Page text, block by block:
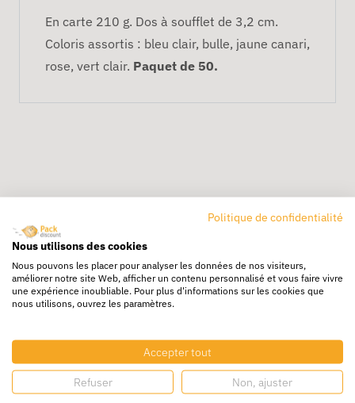
En carte 210 g. Dos à soufflet de 3,2 cm.
Coloris assortis : bleu clair, bulle, jaune canari,
rose, vert clair. Paquet de 50.
Livraison rapide
24/72h partout en europe
Livraison gratuite
Dès 250€ HT d’achat
Profitez de prix bas toute l’année
Besoin d'aide ?
Politique de confidentialité
Nous utilisons des cookies
Nous pouvons les placer pour analyser les données de nos visiteurs,
améliorer notre site Web, afficher un contenu personnalisé et vous faire vivre
une expérience inoubliable. Pour plus d'informations sur les cookies que
nous utilisons, ouvrez les paramètres.
Accepter tout
Refuser Non, ajuster